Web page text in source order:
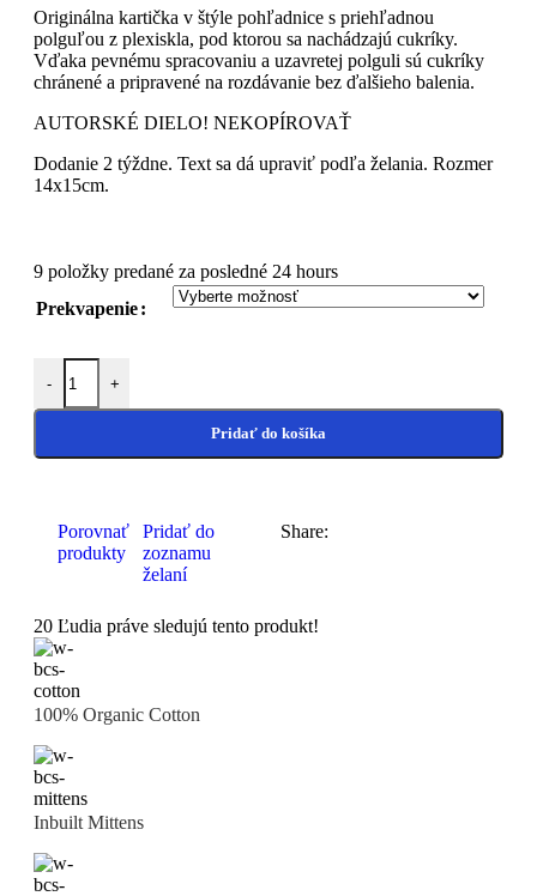
Originálna kartička v štýle pohľadnice s priehľadnou
polguľou z plexiskla, pod ktorou sa nachádzajú cukríky.
Vďaka pevnému spracovaniu a uzavretej polguli sú cukríky
chránené a pripravené na rozdávanie bez ďalšieho balenia.
AUTORSKÉ DIELO! NEKOPÍROVAŤ
Dodanie 2 týždne. Text sa dá upraviť podľa želania. Rozmer
14x15cm.
9 položky predané za posledné 24 hours
Prekvapenie
- +
Pridať do košíka
Porovnať
produkty
Pridať do
zoznamu
želaní
Share:
20 Ľudia práve sledujú tento produkt!
100% Organic Cotton
Inbuilt Mittens